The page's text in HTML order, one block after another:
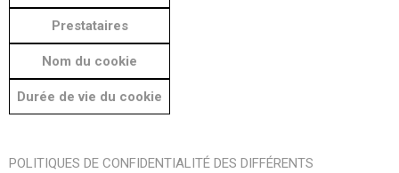
Prestataires
Nom du cookie
Durée de vie du cookie
POLITIQUES DE CONFIDENTIALITÉ DES DIFFÉRENTS